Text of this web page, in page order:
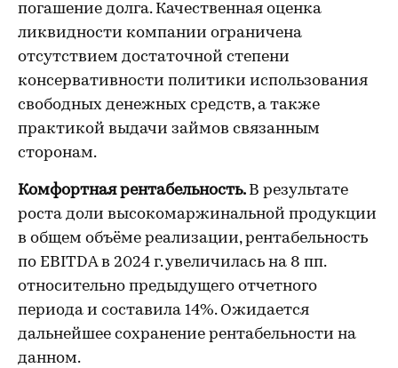
погашение долга. Качественная оценка
ликвидности компании ограничена
отсутствием достаточной степени
консервативности политики использования
свободных денежных средств, а также
практикой выдачи займов связанным
сторонам.
Комфортная рентабельность. В результате
роста доли высокомаржинальной продукции
в общем объёме реализации, рентабельность
по EBITDA в 2024 г. увеличилась на 8 пп.
относительно предыдущего отчетного
периода и составила 14%. Ожидается
дальнейшее сохранение рентабельности на
данном.